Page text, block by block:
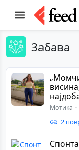
Забава
Мотика
2